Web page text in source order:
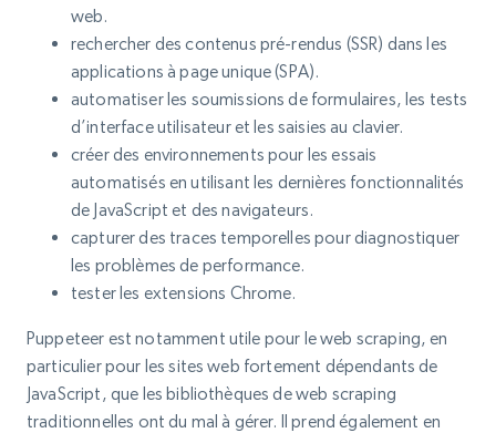
web.
rechercher des contenus pré-rendus (SSR) dans les
applications à page unique (SPA).
automatiser les soumissions de formulaires, les tests
d’interface utilisateur et les saisies au clavier.
créer des environnements pour les essais
automatisés en utilisant les dernières fonctionnalités
de JavaScript et des navigateurs.
capturer des traces temporelles pour diagnostiquer
les problèmes de performance.
tester les extensions Chrome.
Puppeteer est notamment utile pour le web scraping, en
particulier pour les sites web fortement dépendants de
JavaScript, que les bibliothèques de web scraping
traditionnelles ont du mal à gérer. Il prend également en